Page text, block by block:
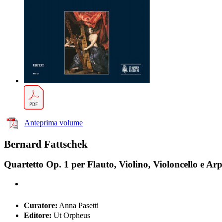
Anteprima volume
Bernard Fattschek
Quartetto Op. 1 per Flauto, Violino, Violoncello e
Curatore: Anna Pasetti
Editore: Ut Orpheus